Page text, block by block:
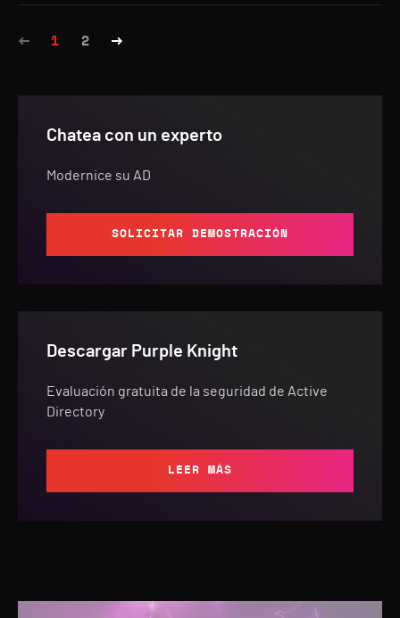
Chatea con un experto
Modernice su AD
SOLICITAR DEMOSTRACIÓN
Descargar Purple Knight
Evaluación gratuita de la seguridad de Active
Directory
LEER MÁS
1 2